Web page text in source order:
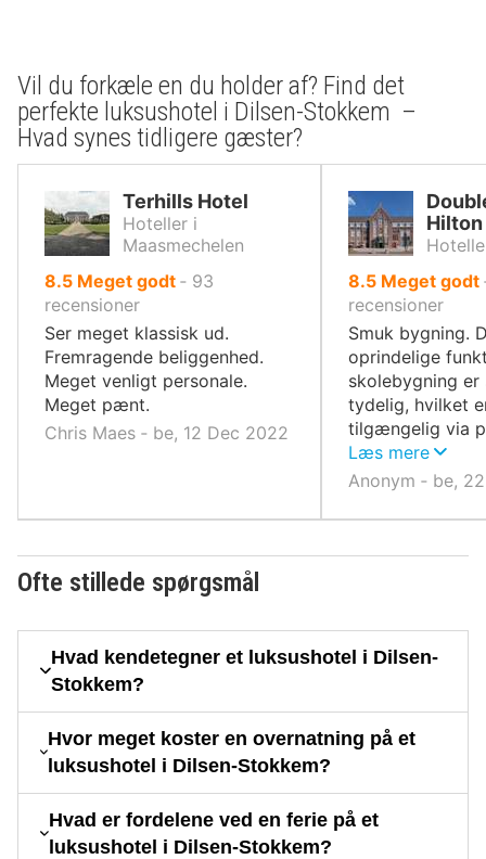
Vil du forkæle en du holder af? Find det
perfekte luksushotel i Dilsen-Stokkem –
Hvad synes tidligere gæster?
Terhills Hotel
Hoteller i
Maasmechelen
8.5ud
af
10,
Meget godt ‐ 93
recensioner
Ser meget klassisk ud.
Fremragende beliggenhed.
Meget venligt personale.
Meget pænt.
Chris Maes ‐ be, 12 Dec 2022
8.5ud
af
10,
Meget godt
recensioner
Smuk bygning.
oprindelige
skolebygning er
tydelig, hvilket
tilgængelig via
på bymidten.
Læs mere
Anonym ‐ be,
Ofte stillede spørgsmål
Hvad kendetegner et luksushotel i Dilsen-
Stokkem?
Hvor meget koster en overnatning på et
luksushotel i Dilsen-Stokkem?
Hvad er fordelene ved en ferie på et
luksushotel i Dilsen-Stokkem?